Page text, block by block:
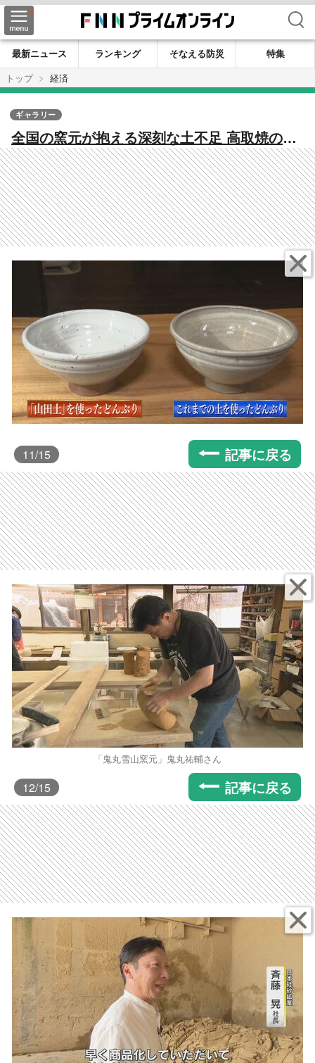
検索
最新ニュース ランキング そなえる防災
特集
トップ
経済
全国の窯元が抱える深刻な土不足 高取焼の窯
元が産官連携で新たな陶土開発 資源枯渇の課
題解決へ【福岡発】
ギャラリー
11/15 記事に戻る
「鬼丸雪山窯元」鬼丸祐輔さん
12/15 記事に戻る